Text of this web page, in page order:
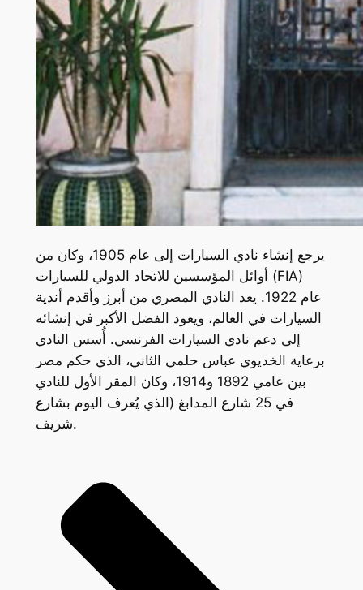
يرجع إنشاء نادي السيارات إلى عام 1905، وكان من
أوائل المؤسسين للاتحاد الدولي للسيارات (FIA)
عام 1922. يعد النادي المصري من أبرز وأقدم أندية
السيارات في العالم، ويعود الفضل الأكبر في إنشائه
إلى دعم نادي السيارات الفرنسي. أُسس النادي
برعاية الخديوي عباس حلمي الثاني، الذي حكم مصر
بين عامي 1892 و1914، وكان المقر الأول للنادي
في 25 شارع المدابغ (الذي يُعرف اليوم بشارع
شريف.